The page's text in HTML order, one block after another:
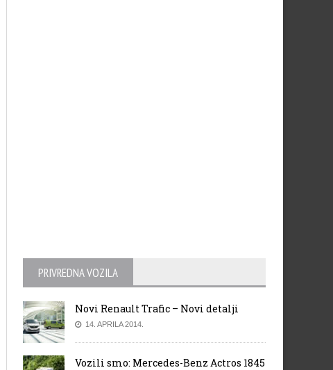
PRIVREDNA VOZILA
Novi Renault Trafic – Novi detalji
14. APRILA 2014.
Vozili smo: Mercedes-Benz Actros 1845